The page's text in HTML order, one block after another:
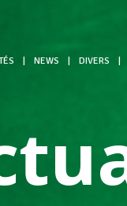
NEWS DIVERS